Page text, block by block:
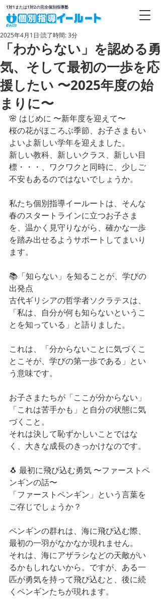
1対1または1対2の完全個別指導塾
「わからない」を認める勇
気、そして最初の一歩を応
援したい 〜2025年度の始
まりに〜
2025年4月1日 読了時間: 3分
🌸 はじめに 〜新年度を迎えて〜
桜の花がほころぶ季節、お子さまもい
よいよ新しい学年を迎えました。
新しい教科、新しいクラス、新しい目
標・・・、ワクワクと同時に、少しご
不安もあるのではないでしょうか。
私たち個別指導イールートは、そんな
春のスタートラインに立つお子さま
を、温かく見守りながら、確かな一歩
を踏み出せるようサポートしてまいり
ます。
📚「知らない」を知ることが、学びの
出発点
古代ギリシアの哲学者ソクラテスは、
「私は、自分が何も知らないというこ
とを知っている」と語りました。
これは、「分からないことに気づくこ
とこそが、学びの第一歩である」とい
う意味です。
お子さまたちが「ここが分からない」
「これは苦手かも」と自分の状態に気
づくこと。
それは決して恥ずかしいことではな
く、大きな成長のきっかけなのです。
🐧 最初に飛び込む勇気 〜ファーストペ
ンギンの話〜
「ファーストペンギン」という言葉を
ご存じでしょうか？
ペンギンの群れは、海に飛び込む際、
最初の一羽がなかなか現れません。
それは、海にアザラシなどの天敵がい
るかもしれないから。ですが、ある一
匹が勇気を持って飛び込むと、後に続
くペンギンたちが現れます。